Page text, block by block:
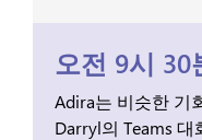
오전 9시 30
Adira는 비슷한 기
Darryl의 Teams 대